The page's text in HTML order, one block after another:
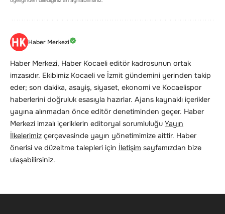
Haber Merkezi
Haber Merkezi, Haber Kocaeli editör kadrosunun ortak
imzasıdır. Ekibimiz Kocaeli ve İzmit gündemini yerinden takip
eder; son dakika, asayiş, siyaset, ekonomi ve Kocaelispor
haberlerini doğruluk esasıyla hazırlar. Ajans kaynaklı içerikler
yayına alınmadan önce editör denetiminden geçer. Haber
Merkezi imzalı içeriklerin editoryal sorumluluğu Yayın
İlkelerimiz çerçevesinde yayın yönetimimize aittir. Haber
önerisi ve düzeltme talepleri için İletişim sayfamızdan bize
ulaşabilirsiniz.